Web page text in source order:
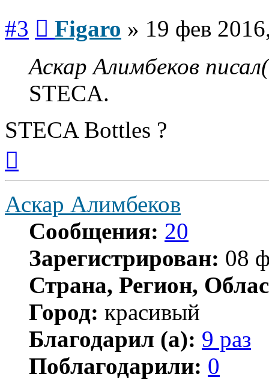
#3 Figaro » 19 фев
Аскар Алимбеков
STECA.
STECA Bottles ?
началу
Аскар Алимбеков
Сообщения: 20
Зарегистрирован: 08
Страна, Регион,
Город: красивый
Благодарил (а): 9 раз
Поблагодарили: 0